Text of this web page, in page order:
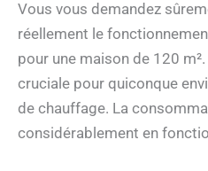
Vous vous demandez
réellement le
pour une maison de 120
cruciale pour quiconque
de chauffage. La
considérablement en